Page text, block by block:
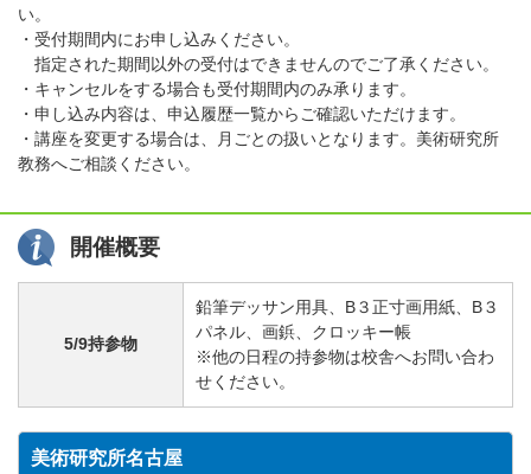
い。
・受付期間内にお申し込みください。
指定された期間以外の受付はできませんのでご了承ください。
・キャンセルをする場合も受付期間内のみ承ります。
・申し込み内容は、申込履歴一覧からご確認いただけます。
・講座を変更する場合は、月ごとの扱いとなります。美術研究所
教務へご相談ください。
開催概要
5/9持参物
鉛筆デッサン用具、B３正寸画用紙、B３
パネル、画鋲、クロッキー帳
※他の日程の持参物は校舎へお問い合わ
せください。
美術研究所名古屋